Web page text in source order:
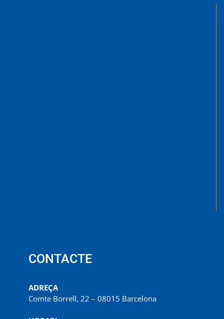
CONTACTE
ADREÇA
Comte Borrell, 22 – 08015 Barcelona